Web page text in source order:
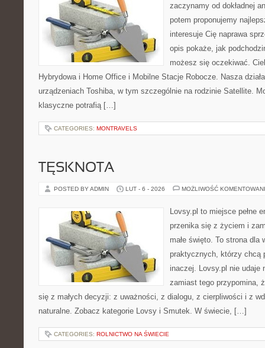
zaczynamy od dokładnej
potem proponujemy
interesuje Cię naprawa
opis pokaże, jak
możesz się oczekiwać.
Hybrydowa i Home Office i Mobilne Stacje Robocze. Nasza
urządzeniach Toshiba, w tym szczególnie na rodzinie Satellite.
klasyczne potrafią […]
CATEGORIES: MONTRAVELS
TĘSKNOTA
POSTED BY ADMIN LUT - 6 - 2026 MOŻLIWOŚĆ
Lovsy.pl to miejsce pełne
przenika się z życiem i
małe święto. To strona dla
praktycznych, którzy chcą
inaczej. Lovsy.pl nie udaje
zamiast tego przypomina,
się z małych decyzji: z uważności, z dialogu, z cierpliwości i z
naturalne. Zobacz kategorie Lovsy i Smutek. W świecie, […]
CATEGORIES: ROLNICTWO NA ŚWIECIE